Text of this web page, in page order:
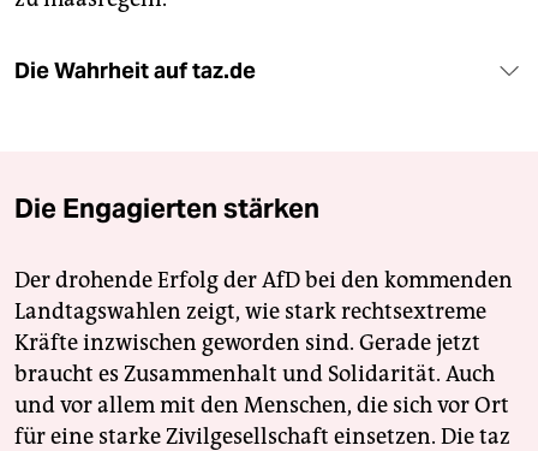
Die Wahrheit auf taz.de
Die Engagierten stärken
Der drohende Erfolg der AfD bei den kommenden
Landtagswahlen zeigt, wie stark rechtsextreme
Kräfte inzwischen geworden sind. Gerade jetzt
braucht es Zusammenhalt und Solidarität. Auch
und vor allem mit den Menschen, die sich vor Ort
für eine starke Zivilgesellschaft einsetzen. Die taz